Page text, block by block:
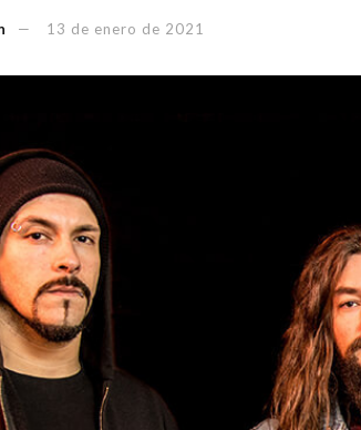
13 de enero de 2021